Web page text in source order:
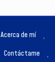
Acerca de mí
Contáctame